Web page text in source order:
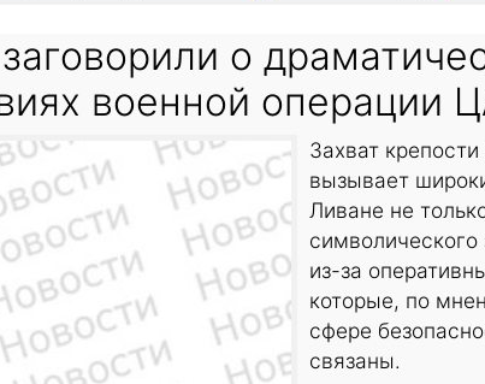
о
военной операции
Захват
вызывает
Ливане не
символического
из-за
которые, по
сфере
связаны.